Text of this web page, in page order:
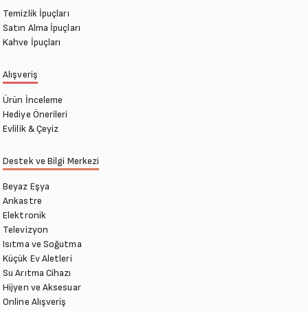
Temizlik İpuçları
Satın Alma İpuçları
Kahve İpuçları
Alışveriş
Ürün İnceleme
Hediye Önerileri
Evlilik & Çeyiz
Destek ve Bilgi Merkezi
Beyaz Eşya
Ankastre
Elektronik
Televizyon
Isıtma ve Soğutma
Küçük Ev Aletleri
Su Arıtma Cihazı
Hijyen ve Aksesuar
Online Alışveriş